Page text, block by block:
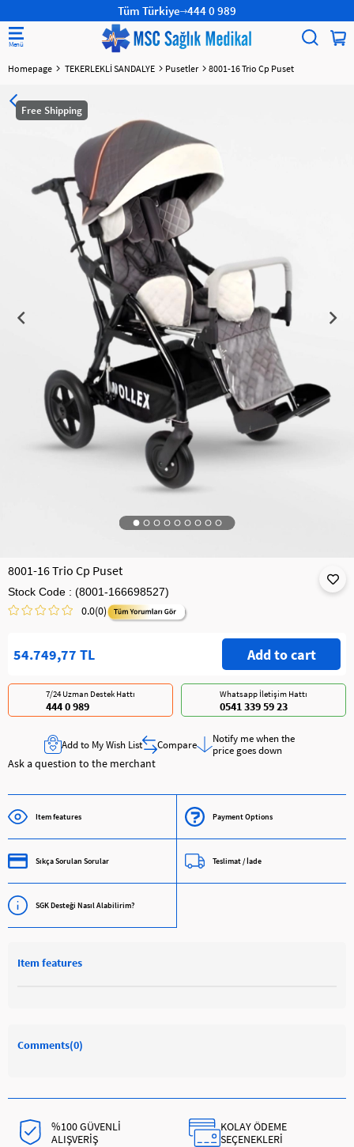
Tüm Türkiye 444 0 989
Homepage TEKERLEKLİ SANDALYE Pusetler 8001-16 Trio Cp Puset
Free Shipping
8001-16 Trio Cp Puset
Stock Code (8001-166698527)
0.0(0)
54.749,77 TL
Whatsapp İletişim Hattı
0541 339 59 23
7/24 Uzman Destek Hattı
444 0 989
Add to My Wish List Compare
Notify me when the
price goes down
Ask a question to the merchant
Item features Payment Options
Sıkça Sorulan Sorular Teslimat / İade
SGK Desteği Nasıl Alabilirim?
Item features
Comments(0)
%100 GÜVENLİ
ALIŞVERİŞ
KOLAY ÖDEME
SEÇENEKLERİ